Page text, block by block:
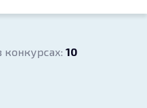
конкурсах: 10